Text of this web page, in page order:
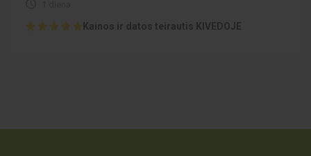
Kainos ir datos teirautis KIVEDOJE